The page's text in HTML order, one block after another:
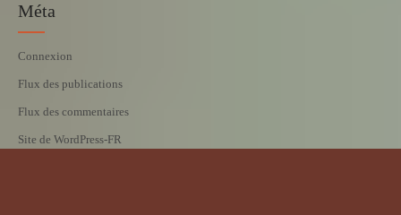
Méta
Connexion
Flux des publications
Flux des commentaires
Site de WordPress-FR